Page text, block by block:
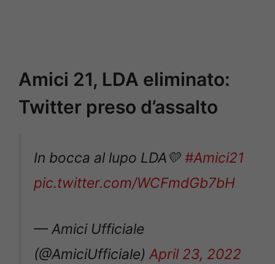
Amici 21, LDA eliminato:
Twitter preso d’assalto
In bocca al lupo LDA💛 #Amici21
pic.twitter.com/WCFmdGb7bH
— Amici Ufficiale
(@AmiciUfficiale) April 23, 2022